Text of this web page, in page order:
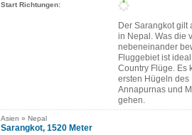
Start Richtungen:
Der Sarangkot gilt
in Nepal. Was die
nebeneinander
Fluggebiet ist
Country Flüge. Es
ersten Hügeln des
Annapurnas und
gehen.
Asien » Nepal
Sarangkot, 1520 Meter